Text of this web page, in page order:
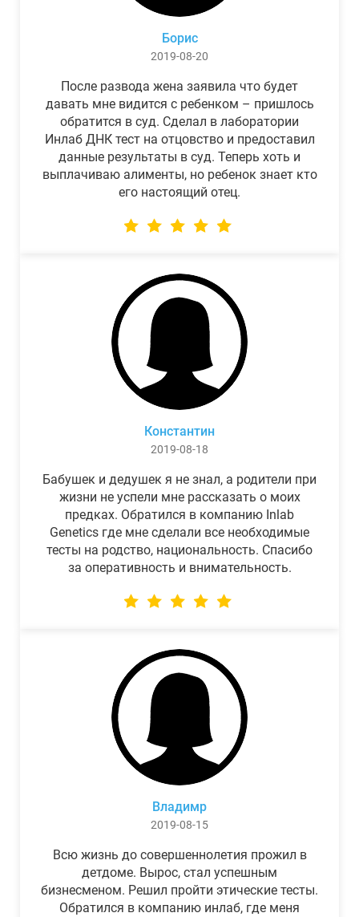
Борис
2019-08-20
После развода жена заявила что будет
давать мне видится с ребенком – пришлось
обратится в суд. Сделал в лаборатории
Инлаб ДНК тест на отцовство и предоставил
данные результаты в суд. Теперь хоть и
выплачиваю алименты, но ребенок знает кто
его настоящий отец.
Константин
2019-08-18
Бабушек и дедушек я не знал, а родители при
жизни не успели мне рассказать о моих
предках. Обратился в компанию Inlab
Genetics где мне сделали все необходимые
тесты на родство, национальность. Спасибо
за оперативность и внимательность.
Владимр
2019-08-15
Всю жизнь до совершеннолетия прожил в
детдоме. Вырос, стал успешным
бизнесменом. Решил пройти этические тесты.
Обратился в компанию инлаб, где меня